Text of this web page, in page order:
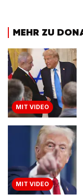
MEHR ZU
MIT VIDEO
MIT VIDEO